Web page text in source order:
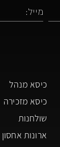
כיסא מנהל
כיסא מזכירה
שולחנות
ארונות אחסון